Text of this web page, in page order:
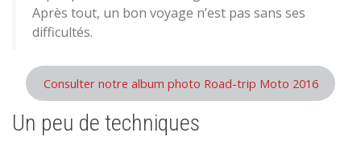
Après tout, un bon voyage n’est pas sans ses
difficultés.
Consulter notre album photo Road-trip Moto 2016
Un peu de techniques